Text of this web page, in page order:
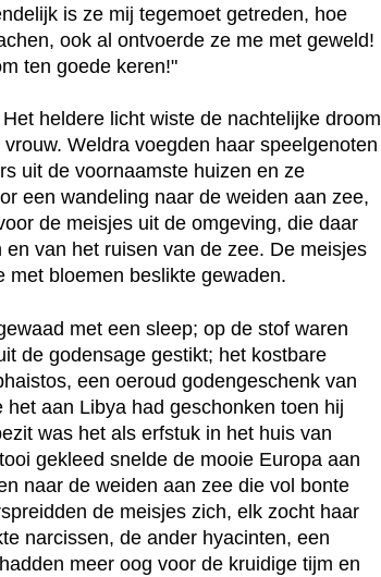
is ze mij tegemoet getreden, hoe
ook al ontvoerde ze me met geweld!
ten goede keren!"
heldere licht wiste de nachtelijke droom
Weldra voegden haar speelgenoten
uit de voornaamste huizen en ze
een wandeling naar de weiden aan zee,
de meisjes uit de omgeving, die daar
van het ruisen van de zee. De meisjes
met bloemen beslikte gewaden.
met een sleep; op de stof waren
de godensage gestikt; het kostbare
een oeroud godengeschenk van
aan Libya had geschonken toen hij
was het als erfstuk in het huis van
gekleed snelde de mooie Europa aan
naar de weiden aan zee die vol bonte
de meisjes zich, elk zocht haar
narcissen, de ander hyacinten, een
meer oog voor de kruidige tijm en